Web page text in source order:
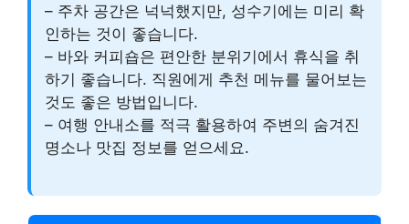
– 주차 공간은 넉넉했지만, 성수기에는 미리 확
인하는 것이 좋습니다.
– 바와 커피숍은 편안한 분위기에서 휴식을 취
하기 좋습니다. 직원에게 추천 메뉴를 물어보는
것도 좋은 방법입니다.
– 여행 안내소를 적극 활용하여 주변의 숨겨진
명소나 맛집 정보를 얻으세요.